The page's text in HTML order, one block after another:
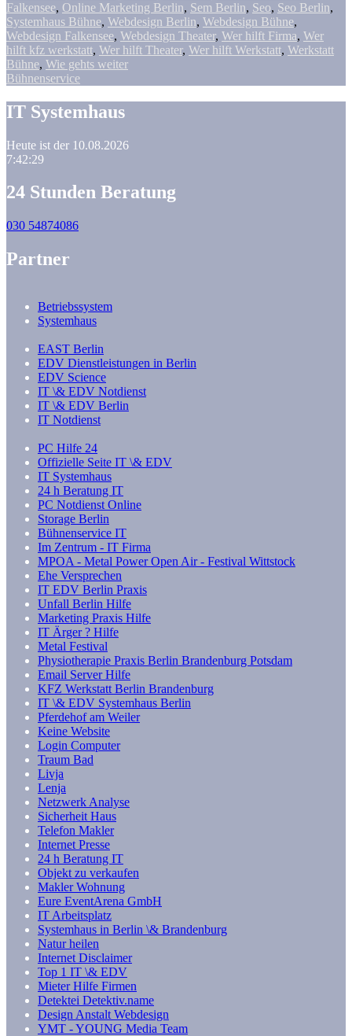
Falkensee, Online Marketing Berlin, Sem Berlin, Seo, Seo Berlin,
Systemhaus Bühne, Webdesign Berlin, Webdesign Bühne,
Webdesign Falkensee, Webdesign Theater, Wer hilft Firma, Wer
hilft kfz werkstatt, Wer hilft Theater, Wer hilft Werkstatt, Werkstatt
Bühne, Wie gehts weiter
Bühnenservice
IT Systemhaus
Heute ist der 10.08.2026
7:42:29
24 Stunden Beratung
030 54874086
Partner
Betriebssystem
Systemhaus
EAST Berlin
EDV Dienstleistungen in Berlin
EDV Science
IT \& EDV Notdienst
IT \& EDV Berlin
IT Notdienst
PC Hilfe 24
Offizielle Seite IT \& EDV
IT Systemhaus
24 h Beratung IT
PC Notdienst Online
Storage Berlin
Bühnenservice IT
Im Zentrum - IT Firma
MPOA - Metal Power Open Air - Festival Wittstock
Ehe Versprechen
IT EDV Berlin Praxis
Unfall Berlin Hilfe
Marketing Praxis Hilfe
IT Ärger ? Hilfe
Metal Festival
Physiotherapie Praxis Berlin Brandenburg Potsdam
Email Server Hilfe
KFZ Werkstatt Berlin Brandenburg
IT \& EDV Systemhaus Berlin
Pferdehof am Weiler
Keine Website
Login Computer
Traum Bad
Livja
Lenja
Netzwerk Analyse
Sicherheit Haus
Telefon Makler
Internet Presse
24 h Beratung IT
Objekt zu verkaufen
Makler Wohnung
Eure EventArena GmbH
IT Arbeitsplatz
Systemhaus in Berlin \& Brandenburg
Natur heilen
Internet Disclaimer
Top 1 IT \& EDV
Mieter Hilfe Firmen
Detektei Detektiv.name
Design Anstalt Webdesign
YMT - YOUNG Media Team